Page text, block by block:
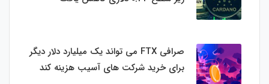
صرافی FTX می تواند یک میلیارد دلار دیگر
برای خرید شرکت های آسیب هزینه کند